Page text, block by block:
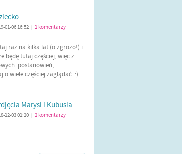
01-06 16:52 1 komentarzy
raz na kilka lat (o zgrozo!) i
będę tutaj częściej, więc z
postanowień,
o wiele częściej zaglądać. :)
Marysi i Kubusia
12-03 01:20 2 komentarzy